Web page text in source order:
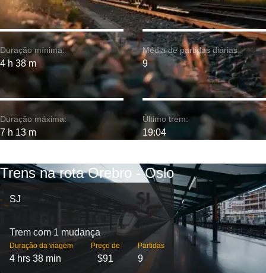
Duração mínima:
4 h 38 m
Duração máxima:
7 h 13 m
Média de partidas diárias:
9
Último trem:
19:04
Trens na rota Orebro - Oslo
SJ
Trem com 1 mudança
Duração da viagem
4 hrs 38 min
Preço de
$91
Partidas
9